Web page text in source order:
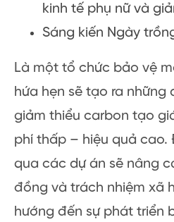
kinh tế phụ nữ và
Sáng kiến Ngày
Là một tổ chức bảo vệ
hứa hẹn sẽ tạo ra những
giảm thiểu carbon tạo
phí thấp – hiệu quả
qua các dự án sẽ nâng
đồng và trách nhiệm xã
hướng đến sự phát triển